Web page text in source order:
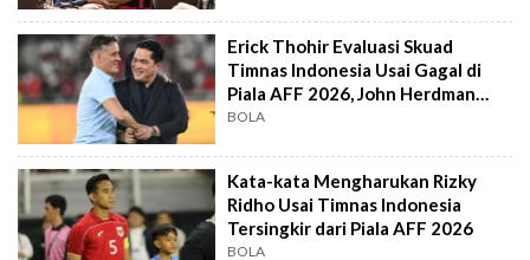
Erick Thohir Evaluasi Skuad
Timnas Indonesia Usai Gagal di
Piala AFF 2026, John Herdman
Out?
BOLA
Kata-kata Mengharukan Rizky
Ridho Usai Timnas Indonesia
Tersingkir dari Piala AFF 2026
BOLA